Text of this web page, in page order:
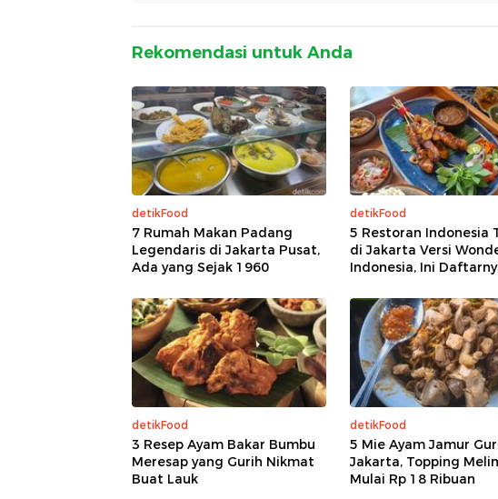
Rekomendasi untuk Anda
detikFood
7 Rumah Makan Padang
Legendaris di Jakarta Pusat,
Ada yang Sejak 1960
detikFood
5 Restoran Indonesia
di Jakarta Versi
Indonesia, Ini
detikFood
3 Resep Ayam Bakar Bumbu
Meresap yang Gurih Nikmat
Buat Lauk
detikFood
5 Mie Ayam Jamur
Jakarta, Topping
Mulai Rp 18 Ribuan